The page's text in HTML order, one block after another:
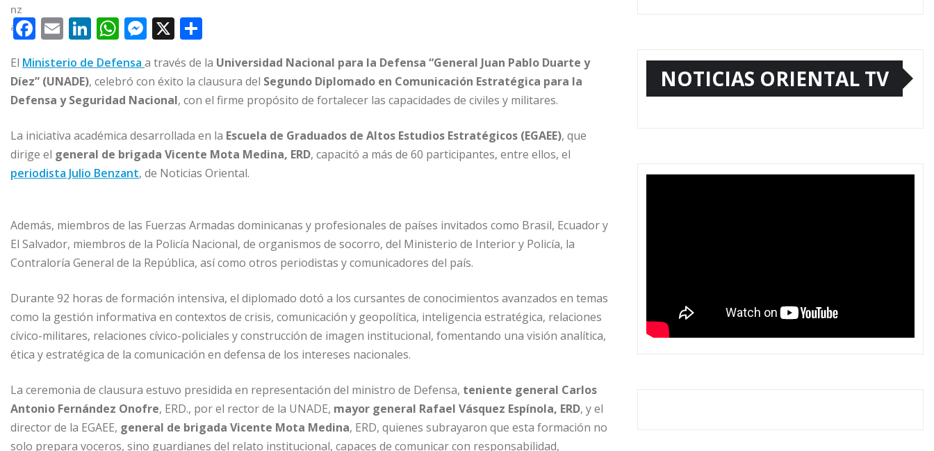
F
a
c
e
o
o
k
E
m
ai
l
Li
n
k
e
n
W
at
s
p
p
M
ss
e
g
e
r
X
o
m
p
ti
r
El Ministerio de Defensa a través de la Universidad Nacional para la Defensa “General Juan Pablo Duarte y
Díez” (UNADE), celebró con éxito la clausura del Segundo Diplomado en Comunicación Estratégica para la
Defensa y Seguridad Nacional, con el firme propósito de fortalecer las capacidades de civiles y militares.
La iniciativa académica desarrollada en la Escuela de Graduados de Altos Estudios Estratégicos (EGAEE), que
dirige el general de brigada Vicente Mota Medina, ERD, capacitó a más de 60 participantes, entre ellos, el
periodista Julio Benzant, de Noticias Oriental.
Además, miembros de las Fuerzas Armadas dominicanas y profesionales de países invitados como Brasil, Ecuador y
El Salvador, miembros de la Policía Nacional, de organismos de socorro, del Ministerio de Interior y Policía, la
Contraloría General de la República, así como otros periodistas y comunicadores del país.
Durante 92 horas de formación intensiva, el diplomado dotó a los cursantes de conocimientos avanzados en temas
como la gestión informativa en contextos de crisis, comunicación y geopolítica, inteligencia estratégica, relaciones
cívico-militares, relaciones cívico-policiales y construcción de imagen institucional, fomentando una visión analítica,
ética y estratégica de la comunicación en defensa de los intereses nacionales.
La ceremonia de clausura estuvo presidida en representación del ministro de Defensa, teniente general Carlos
Antonio Fernández Onofre, ERD., por el rector de la UNADE, mayor general Rafael Vásquez Espínola, ERD, y el
director de la EGAEE, general de brigada Vicente Mota Medina, ERD, quienes subrayaron que esta formación no
solo prepara voceros, sino guardianes del relato institucional, capaces de comunicar con responsabilidad,
NOTICIAS ORIENTAL TV